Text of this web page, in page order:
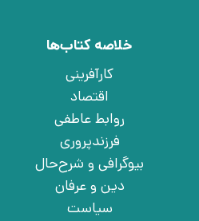
خلاصه کتاب‌ها
کارآفرینی
اقتصاد
روابط عاطفی
فرزندپروری
بیوگرافی و شرح‌حال
دین و عرفان
سیاست